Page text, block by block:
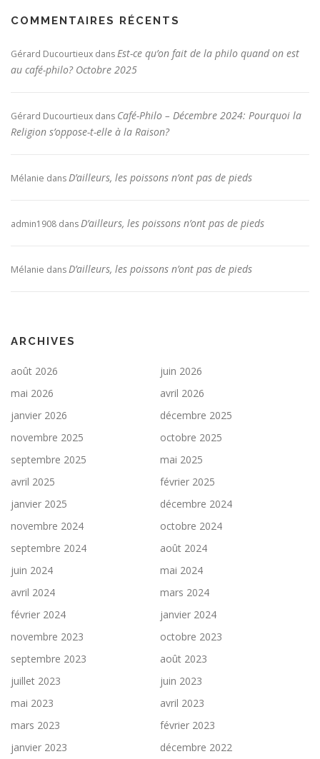
COMMENTAIRES RÉCENTS
Gérard Ducourtieux dansEst-ce qu’on fait de la philo quand on est
au café-philo? Octobre 2025
Gérard Ducourtieux dans Café-Philo – Décembre 2024: Pourquoi la
Religion s’oppose-t-elle à la Raison?
Mélanie dansD’ailleurs, les poissons n’ont pas de pieds
admin1908 dansD’ailleurs, les poissons n’ont pas de pieds
Mélanie dansD’ailleurs, les poissons n’ont pas de pieds
ARCHIVES
août 2026
juin 2026
mai 2026
avril 2026
janvier 2026
décembre 2025
novembre 2025
octobre 2025
septembre 2025
mai 2025
avril 2025
février 2025
janvier 2025
décembre 2024
novembre 2024
octobre 2024
septembre 2024
août 2024
juin 2024
mai 2024
avril 2024
mars 2024
février 2024
janvier 2024
novembre 2023
octobre 2023
septembre 2023
août 2023
juillet 2023
juin 2023
mai 2023
avril 2023
mars 2023
février 2023
janvier 2023
décembre 2022